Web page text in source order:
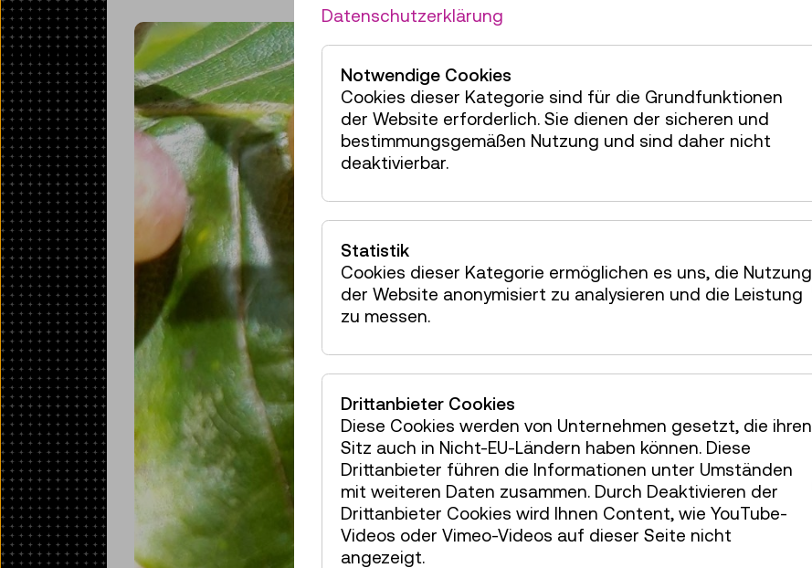
Datenschutzerklärung
Notwendige Cookies
Cookies dieser Kategorie sind für die Grundfunktionen
der Website erforderlich. Sie dienen der sicheren und
bestimmungsgemäßen Nutzung und sind daher nicht
deaktivierbar.
Statistik
Cookies dieser Kategorie ermöglichen es uns, die Nutzung
der Website anonymisiert zu analysieren und die Leistung
zu messen.
Drittanbieter Cookies
Diese Cookies werden von Unternehmen gesetzt, die ihren
Sitz auch in Nicht-EU-Ländern haben können. Diese
Drittanbieter führen die Informationen unter Umständen
mit weiteren Daten zusammen. Durch Deaktivieren der
Drittanbieter Cookies wird Ihnen Content, wie YouTube-
Videos oder Vimeo-Videos auf dieser Seite nicht
angezeigt.